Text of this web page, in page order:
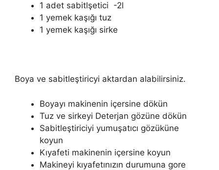
1 adet sabitlşetici -2l
1 yemek kaşığı tuz
1 yemek kaşığı sirke
Boya ve sabitleştiricyi aktardan alabilirsiniz.
Boyayı makinenin içersine dökün
Tuz ve sirkeyi Deterjan gözüne dökün
Sabitleştiriciyi yumuşatıcı gözüküne
koyun
Kıyafeti makinenin içersine koyun
Makineyi kıyafetınızın durumuna gore